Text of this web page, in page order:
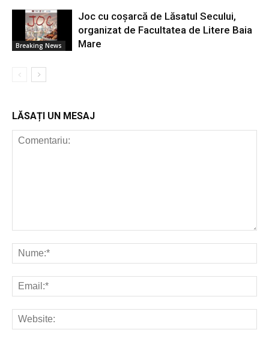
Breaking News
Joc cu coșarcă de Lăsatul Secului,
organizat de Facultatea de Litere Baia
Mare
LĂSAȚI UN MESAJ